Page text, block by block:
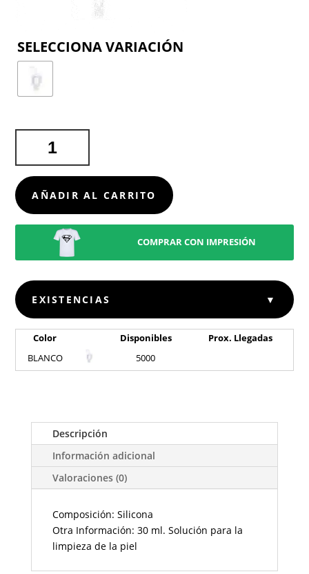
HIDROALCOHÓLICO
FLAIX
CANTIDAD
AÑADIR AL CARRITO
COMPRAR CON IMPRESIÓN
EXISTENCIAS ▼
Color Disponibles
Prox. Llegadas
BLANCO
5000
Descripción
Información adicional
Valoraciones (0)
Composición: Silicona
Otra Información: 30 ml. Solución para la
limpieza de la piel